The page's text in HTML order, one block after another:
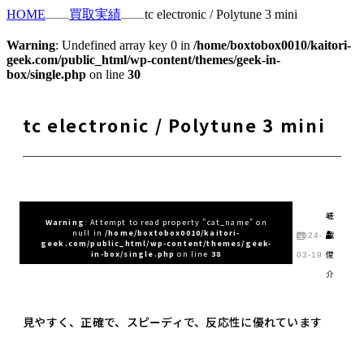
HOME 買取実績 tc electronic / Polytune 3 mini
Warning: Undefined array key 0 in /home/boxtobox0010/kaitori-
geek.com/public_html/wp-content/themes/geek-in-
box/single.php on line 30
tc electronic / Polytune 3 mini
Warning: Attempt to read property "cat_name" on
null in/home/boxtobox0010/kaitori-
geek.com/public_html/wp-content/themes/geek-
in-box/single.php on line 38
2024-
03-19
嵯
峨
俊
介
見やすく、正確で、スピーディで、反応性に優れています